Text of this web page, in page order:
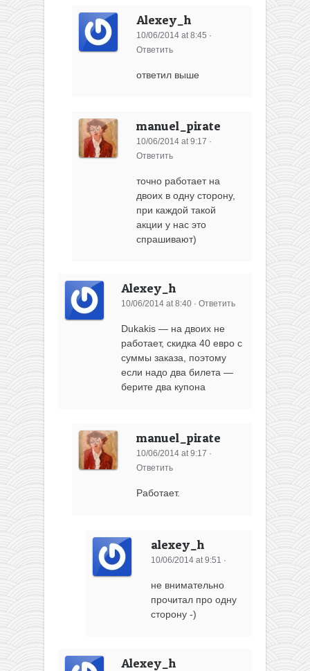
Alexey_h
10/06/2014 at 8:45 ·
Ответить
ответил выше
manuel_pirate
10/06/2014 at 9:17 ·
Ответить
точно работает на
двоих в одну сторону,
при каждой такой
акции у нас это
спрашивают)
Alexey_h
10/06/2014 at 8:40 ·Ответить
Dukakis — на двоих не
работает, скидка 40 евро с
суммы заказа, поэтому
если надо два билета —
берите два купона
manuel_pirate
10/06/2014 at 9:17 ·
Ответить
Работает.
alexey_h
10/06/2014 at 9:51 ·
не внимательно
прочитал про одну
сторону -)
Alexey_h